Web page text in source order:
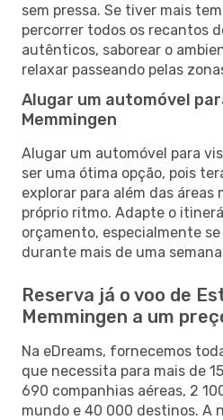
sem pressa. Se tiver mais
percorrer todos os recantos
autênticos, saborear o
relaxar passeando pelas
Alugar um automóvel
Memmingen
Alugar um automóvel para
ser uma ótima opção, pois
explorar para além das áreas
próprio ritmo. Adapte o
orçamento, especialmente
durante mais de uma
Reserva já o voo de
Memmingen a um
Na eDreams, fornecemos
que necessita para mais de
690 companhias aéreas, 2
mundo e 40 000 destinos. A